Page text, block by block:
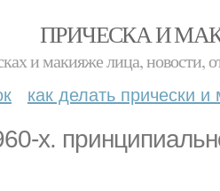
ПРИЧЕСКА И
и макияже лица, новости,
как делать прически
х.